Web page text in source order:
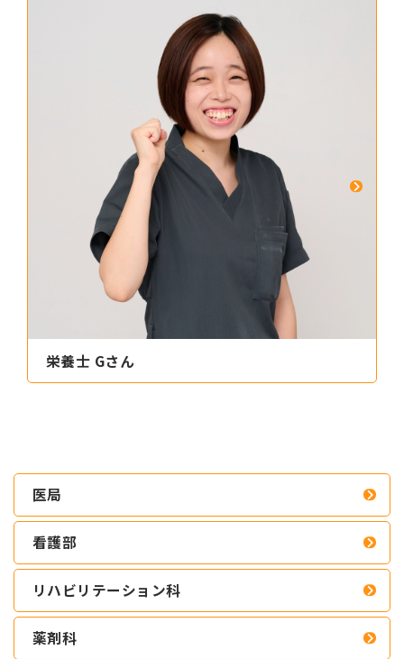
栄養士 Gさん
医局
看護部
リハビリテーション科
薬剤科